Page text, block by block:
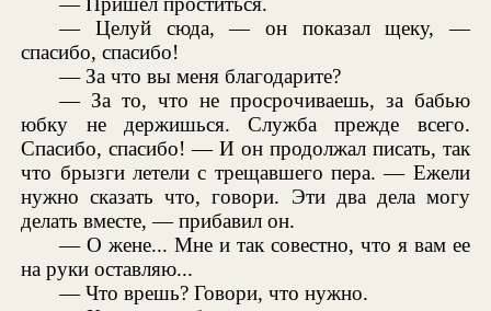
— Целуй сюда, — он показал щеку, —
спасибо, спасибо!
— За что вы меня благодарите?
— За то, что не просрочиваешь, за бабью
юбку не держишься. Служба прежде всего.
Спасибо, спасибо! — И он продолжал писать, так
что брызги летели с трещавшего пера. — Ежели
нужно сказать что, говори. Эти два дела могу
делать вместе, — прибавил он.
— О жене... Мне и так совестно, что я вам ее
на руки оставляю...
— Что врешь? Говори, что нужно.